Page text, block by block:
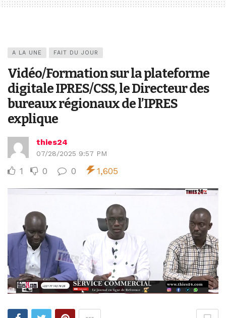
A LA UNE FAIT DU JOUR
Vidéo/Formation sur la plateforme
digitale IPRES/CSS, le Directeur des
bureaux régionaux de l’IPRES
explique
thies24
07/28/2025 9:57 PM
1 0 0 1,605